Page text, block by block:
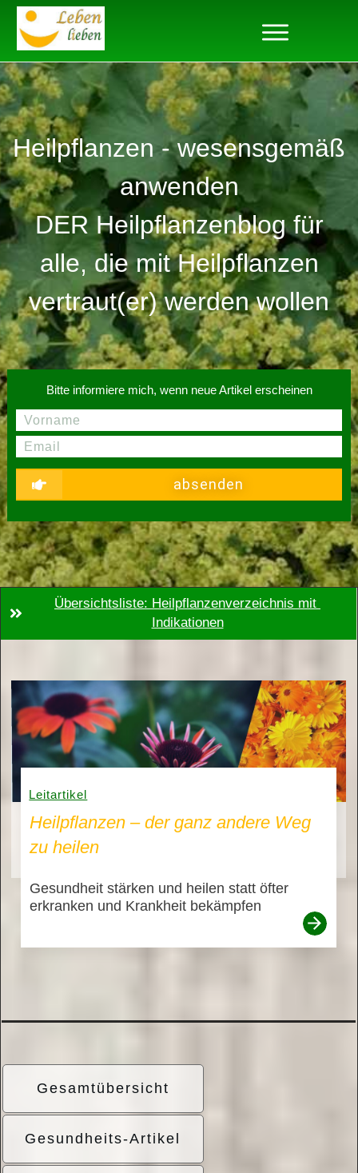
Heilpflanzen - wesensgemäß
anwenden
DER Heilpflanzenblog für
alle, die mit Heilpflanzen
vertraut(er) werden wollen
Bitte informiere mich, wenn neue Artikel erscheinen
absenden
Übersichtsliste: Heilpflanzenverzeichnis mit
Indikationen
Leitartikel
Heilpflanzen – der ganz andere Weg
zu heilen
Gesundheit stärken und heilen statt öfter
erkranken und Krankheit bekämpfen
Gesamtübersicht
Gesundheits-Artikel